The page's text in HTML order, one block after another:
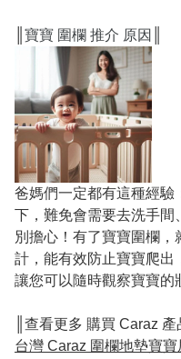
寶寶 圍欄 推介 原因
爸媽們一定都有這種經驗
下，難免會需要去洗手
別擔心！有了寶寶圍欄
計，能有效防止寶寶爬出
讓您可以隨時觀察寶寶的
║查看更多 購買 Caraz 產
台灣 Caraz 圍欄地墊寶寶